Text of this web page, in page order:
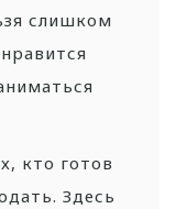
слишком
кто готов
Здесь